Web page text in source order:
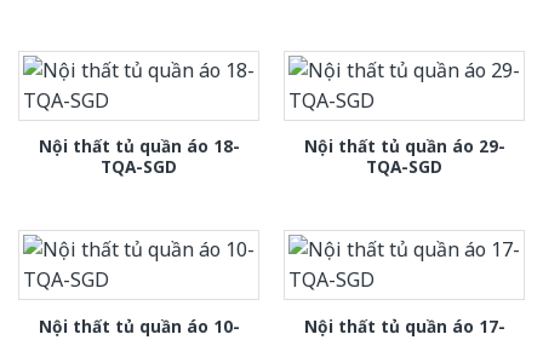
Nội thất tủ quần áo 18-
TQA-SGD
Nội thất tủ quần áo 29-
TQA-SGD
Nội thất tủ quần áo 10-
Nội thất tủ quần áo 17-